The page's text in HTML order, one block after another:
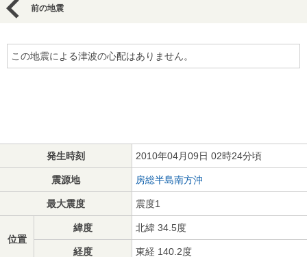
前の地震
この地震による津波の心配はありません。
発生時刻 2010年04月09日 02時24分頃
震源地 房総半島南方沖
最大震度 震度1
位置
緯度 北緯 34.5度
経度 東経 140.2度